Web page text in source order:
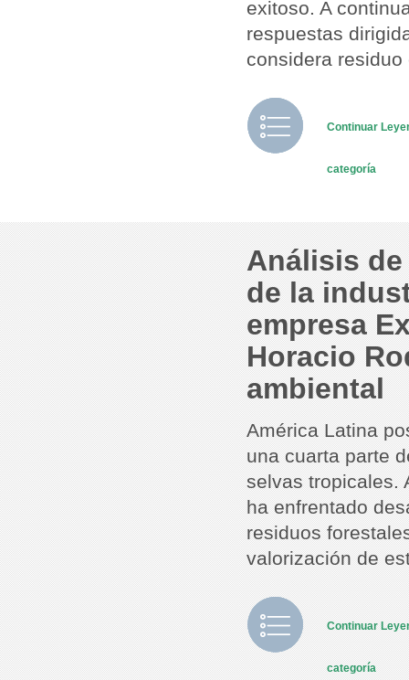
exitoso. A
respuestas
considera
Continuar
categoría
Análisis
de la
empresa
Horacio
ambiental
América Latina
una cuarta parte
selvas tropicales.
ha enfrentado
residuos
valorización de
Continuar
categoría